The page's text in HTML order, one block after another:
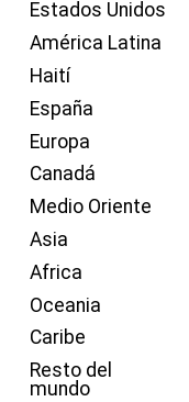
Estados Unidos
América Latina
Haití
España
Europa
Canadá
Medio Oriente
Asia
Africa
Oceania
Caribe
Resto del
mundo